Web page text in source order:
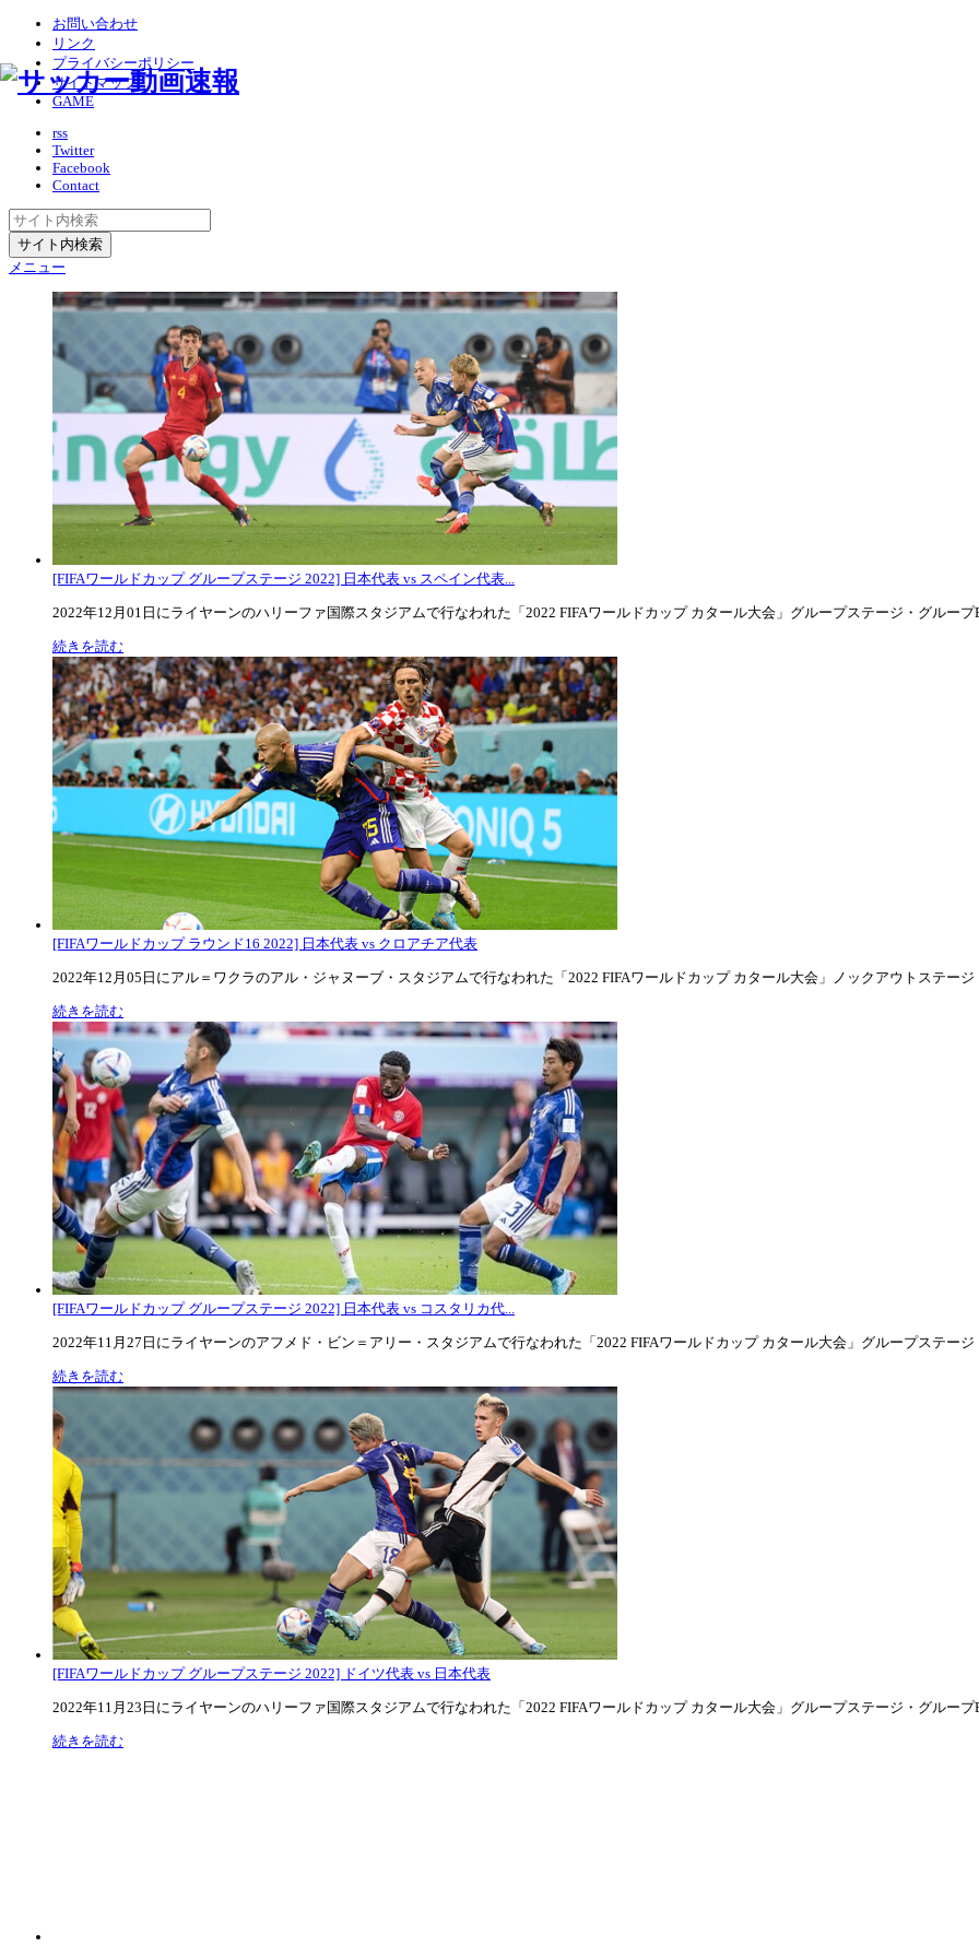
お問い合わせ
リンク
プライバシーポリシー
サイトマップ
GAME
rss
Twitter
Facebook
Contact
メニュー
[FIFAワールドカップ グループステージ 2022] 日本代表 vs スペイン代表...
2022年12月01日にライヤーンのハリーファ国際スタジアムで行なわれた「2022 FIFAワールドカップ カタール大会」グループステージ・グループ
続きを読む
[FIFAワールドカップ ラウンド16 2022] 日本代表 vs クロアチア代表
2022年12月05日にアル＝ワクラのアル・ジャヌーブ・スタジアムで行なわれた「2022 FIFAワールドカップ カタール大会」ノックアウトステージ
続きを読む
[FIFAワールドカップ グループステージ 2022] 日本代表 vs コスタリカ代...
2022年11月27日にライヤーンのアフメド・ビン＝アリー・スタジアムで行なわれた「2022 FIFAワールドカップ カタール大会」グループステージ
続きを読む
[FIFAワールドカップ グループステージ 2022] ドイツ代表 vs 日本代表
2022年11月23日にライヤーンのハリーファ国際スタジアムで行なわれた「2022 FIFAワールドカップ カタール大会」グループステージ・グループ
続きを読む